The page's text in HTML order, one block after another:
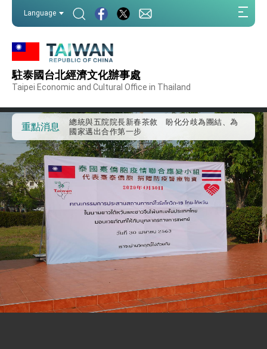
Language
駐泰國台北經濟文化辦事處
Taipei Economic and Cultural Office in Thailand
重點消息
事處」，進一步深化台美交流合作
第一屆亞太在宅醫療大會開幕 總統盼分享臺灣
外交部發布WHA文宣影片「台灣醫療點亮世界」
及「台灣智慧醫療與健康產業展」預告短片，向
世界展現台灣守護全球健康的創新能量
總統出訪史瓦帝尼返國談話 強調臺灣人有權利
走向世界 盼與理念相近國家共同維護國際秩序
訪問
總統與五院院長新春茶敘 盼化分歧為團結、為
國家邁出合作第一步
總統農曆春節談話
台美貿易協議完成簽署達成6大目標、創5大歷史
性突破 總統強調將以3大面向加速臺灣經濟轉型
升級 籲請立院全力支持並盡速通過
臺美簽署「對等貿易協定」確立對等關稅15%且不
疊加 我輸美2072項產品豁免對等關稅
總統接受「法新社」（AFP）專訪內容
外交部長林佳龍於《外交事務》撰文指出：自由
世界 需要台灣，團結合作方能守護繁榮
外交部長林佳龍出席《台灣光華雜誌》50週年慶
「見證蛻變，分享世界的光華」開幕式，期許數
位轉 型迎向下個50年
總統主持「台美經濟繁榮夥伴對話」記者會 說
明臺美合作三大戰略方向 盼與民主夥伴共同引
領 下一個世代的繁榮
外交部長林佳龍接受印尼「時代雜誌」專訪，闡